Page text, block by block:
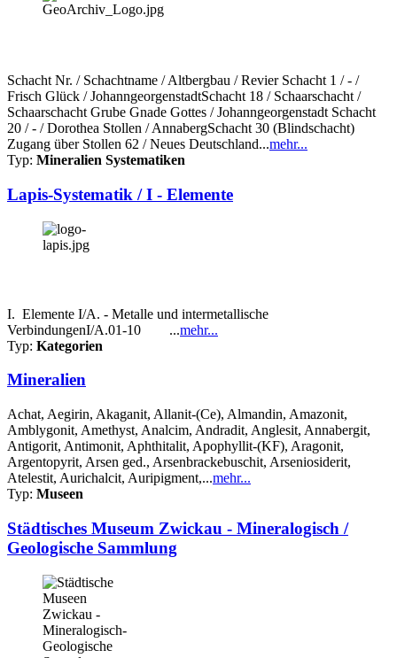
Schacht Nr. / Schachtname / Altbergbau / Revier Schacht 1 / - /
Frisch Glück / JohanngeorgenstadtSchacht 18 / Schaarschacht /
Schaarschacht Grube Gnade Gottes / Johanngeorgenstadt Schacht
20 / - / Dorothea Stollen / AnnabergSchacht 30 (Blindschacht)
Zugang über Stollen 62 / Neues Deutschland...mehr...
Typ: Mineralien Systematiken
Lapis-Systematik / I - Elemente
I. Elemente I/A. - Metalle und intermetallische
VerbindungenI/A.01-10 ...mehr...
Typ: Kategorien
Mineralien
Achat, Aegirin, Akaganit, Allanit-(Ce), Almandin, Amazonit,
Amblygonit, Amethyst, Analcim, Andradit, Anglesit, Annabergit,
Antigorit, Antimonit, Aphthitalit, Apophyllit-(KF), Aragonit,
Argentopyrit, Arsen ged., Arsenbrackebuschit, Arseniosiderit,
Atelestit, Aurichalcit, Auripigment,...mehr...
Typ: Museen
Städtisches Museum Zwickau - Mineralogisch /
Geologische Sammlung